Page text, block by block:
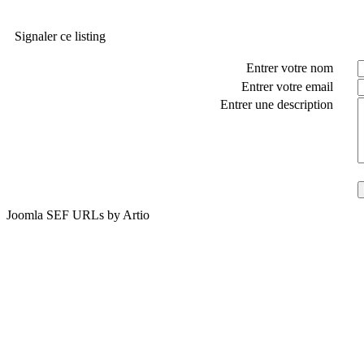
Signaler ce listing
Entrer votre nom
Entrer votre email
Entrer une description
Joomla SEF URLs by Artio